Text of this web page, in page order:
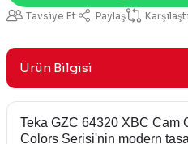
Tavsiye Et Paylaş
Ürün Bilgisi
Teka GZC 64320 XBC Cam
Colors Serisi'nin modern